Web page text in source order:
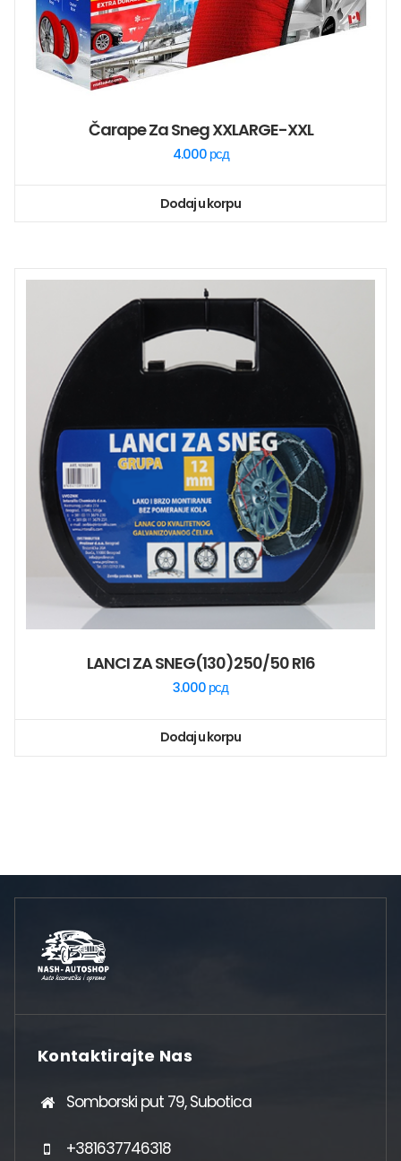
Čarape Za Sneg XXLARGE-XXL
4.000 рсд
Dodaj u korpu
LANCI ZA SNEG(130)250/50 R16
3.000 рсд
Dodaj u korpu
Kontaktirajte Nas
Somborski put 79, Subotica
+381637746318